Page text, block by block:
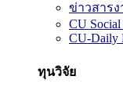
ข่าวสาร
CU
CU-Daily
ทุนวิจัย